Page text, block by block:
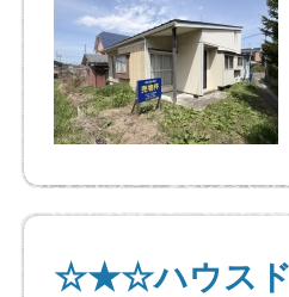
☆★☆ハウス